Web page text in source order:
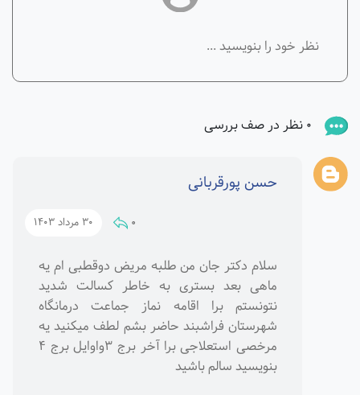
0 نظر در صف بررسی
حسن پورقربانی
0 30 مرداد 1403
سلام دکتر جان من طلبه مریض دوقطبی ام یه
ماهی بعد بستری به خاطر کسالت شدید
نتونستم برا اقامه نماز جماعت درمانگاه
شهرستان فراشبند حاضر بشم لطف میکنید یه
مرخصی استعلاجی برا آخر برج 3واوایل برج 4
بنویسید سالم باشید